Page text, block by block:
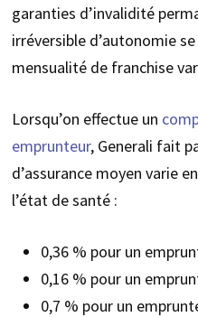
garanties d’invalidité
irréversible d’autonomie
mensualité de franchise
Lorsqu’on effectue un
emprunteur, Generali fait
d’assurance moyen varie
l’état de santé :
0,36 % pour un
0,16 % pour un
0,7 % pour un